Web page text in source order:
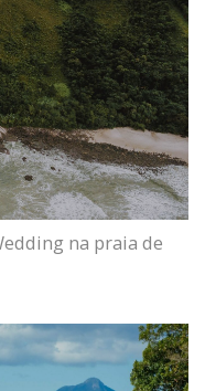
na praia de